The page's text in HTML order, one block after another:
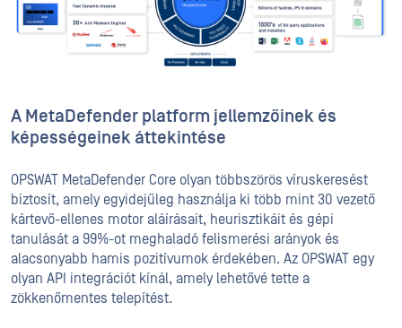
A MetaDefender platform jellemzőinek és
képességeinek áttekintése
OPSWAT MetaDefender Core olyan többszörös víruskeresést
biztosít, amely egyidejűleg használja ki több mint 30 vezető
kártevő-ellenes motor aláírásait, heurisztikáit és gépi
tanulását a 99%-ot meghaladó felismerési arányok és
alacsonyabb hamis pozitívumok érdekében. Az OPSWAT egy
olyan API integrációt kínál, amely lehetővé tette a
zökkenőmentes telepítést.